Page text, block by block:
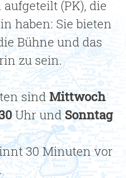
(PK), die
haben: Sie bieten
Bühne und das
zu sein.
sindMittwoch
Uhr undSonntag
30 Minuten vor